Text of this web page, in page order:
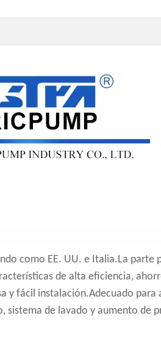
como EE. UU. e Italia.La parte
de alta eficiencia,
y fácil instalación.Adecuado para
sistema de lavado y aumento de